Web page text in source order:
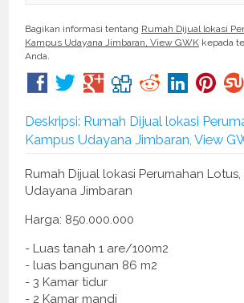
Bagikan informasi tentang Rumah Dijual lokasi
Kampus Udayana Jimbaran, View GWK kepada
Anda.
Deskripsi: Rumah Dijual lokasi
Kampus Udayana Jimbaran, View
Rumah Dijual lokasi Perumahan Lotus,
Udayana Jimbaran
Harga: 850.000.000
- Luas tanah 1 are/100m2
- luas bangunan 86 m2
- 3 Kamar tidur
- 2 Kamar mandi